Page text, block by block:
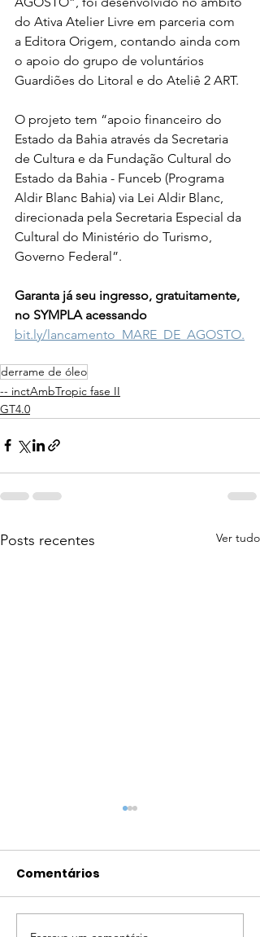
do Ativa Atelier Livre em parceria com
a Editora Origem, contando ainda com
o apoio do grupo de voluntários
Guardiões do Litoral e do Ateliê 2 ART.
O projeto tem “apoio financeiro do
Estado da Bahia através da Secretaria
de Cultura e da Fundação Cultural do
Estado da Bahia - Funceb (Programa
Aldir Blanc Bahia) via Lei Aldir Blanc,
direcionada pela Secretaria Especial da
Cultural do Ministério do Turismo,
Governo Federal”.
Garanta já seu ingresso, gratuitamente,
no SYMPLA acessando
bit.ly/lancamento_MARE_DE_AGOSTO.
derrame de óleo
-- inctAmbTropic fase II
GT4.0
Posts recentes Ver tudo
Comentários